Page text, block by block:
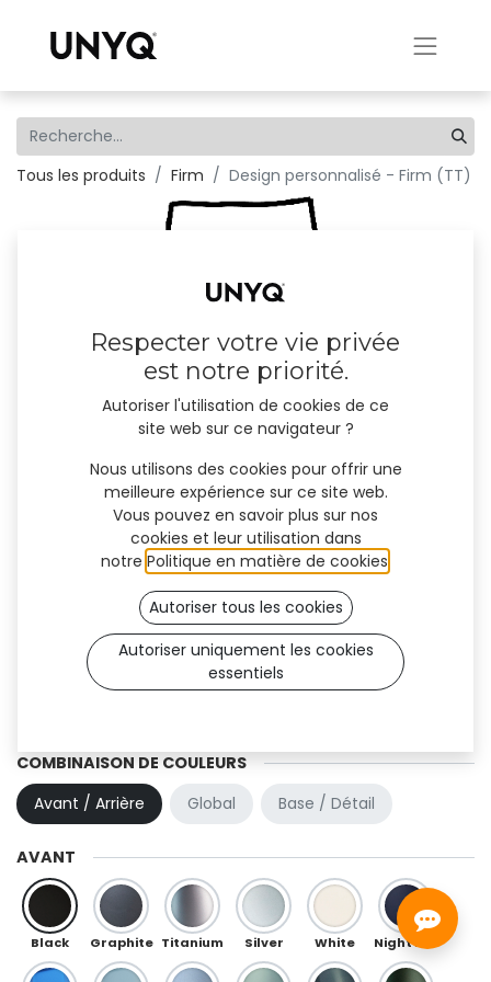
Tous les produits Firm Design personnalisé - Firm (TT)
Design personnalisé - Firm (TT)
COMBINAISON DE COULEURS
Avant / Arrière
Global Base / Détail
AVANT
Black Graphite Titanium Silver White
Respecter votre vie privée
est notre priorité.
Autoriser l'utilisation de cookies de ce
site web sur ce navigateur ?
Nous utilisons des cookies pour offrir une
meilleure expérience sur ce site web.
Vous pouvez en savoir plus sur nos
cookies et leur utilisation dans
notre Politique en matière de cookies
Autoriser tous les cookies
Autoriser uniquement les cookies
essentiels